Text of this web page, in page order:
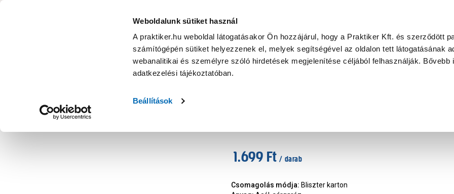
Weboldalunk sütiket használ
A praktiker.hu weboldal látogatásakor Ön hozzájárul, hogy a Praktiker Kft. és szerződött
számítógépén sütiket helyezzenek el, melyek segítségével az oldalon tett látogatásának
webanalitikai és személyre szóló hirdetések megjelenítése céljából felhasználják. Bővebb
adatkezelési tájékoztatóban.
Beállítások
KATEGÓRIÁK
Nyereményjáték Praktiker Professional Szakiajánló Ügyintézés és Információ
1.699 Ft / darab
Csomagolás módja: Bliszter karton